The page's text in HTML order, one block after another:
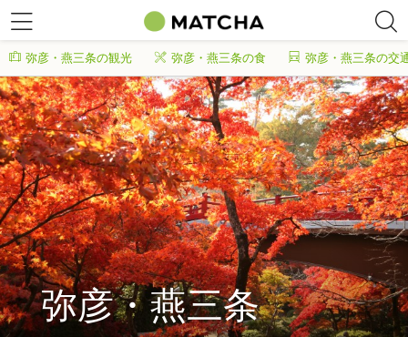
弥彦・燕三条の観光 弥彦・燕三条の食 弥彦・燕三条の交
弥彦・燕三条